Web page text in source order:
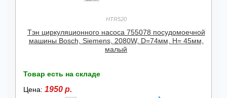
HTR520
Тэн циркуляционного насоса 755078 посудомоечной
машины Bosch, Siemens, 2080W, D=74мм, H= 45мм,
малый
Товар есть на складе
Цена: 1950 р.